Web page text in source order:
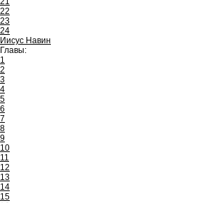
22
23
24
Иисус Навин
Главы:
1
2
3
4
5
6
7
8
9
10
11
12
13
14
15